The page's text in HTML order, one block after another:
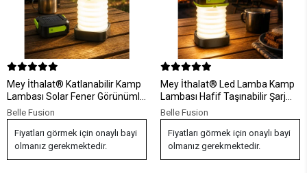
Mey İthalat® Katlanabilir Kamp
Lambası Solar Fener Görünümlü
3 Kademeli Şarjlı
Belle Fusion
Fiyatları görmek için onaylı bayi
olmanız gerekmektedir.
Mey İthalat® Led Lamba Kamp
Lambası Hafif Taşınabilir Şarj
Süreli Akordeon El Fenerli
Belle Fusion
Fiyatları görmek için onaylı bayi
olmanız gerekmektedir.